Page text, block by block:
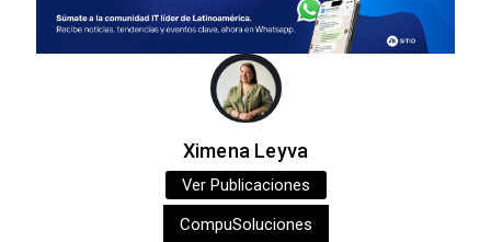
Ximena Leyva
Ver Publicaciones
CompuSoluciones